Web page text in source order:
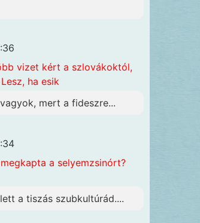
vizet kért a szlovákoktól,
ha esik
mert a fideszre...
a selyemzsinórt?
a tiszás szubkultúrád....